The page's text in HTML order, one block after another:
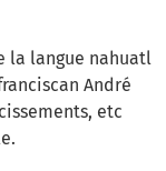
la langue nahuatl
André
etc